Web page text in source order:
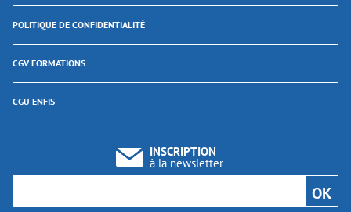
POLITIQUE DE CONFIDENTIALITÉ
CGV FORMATIONS
CGU ENFIS
INSCRIPTION
à la newsletter